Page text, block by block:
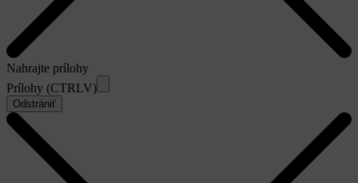
Nahrajte prílohy
Prílohy (CTRLV)
Odstrániť